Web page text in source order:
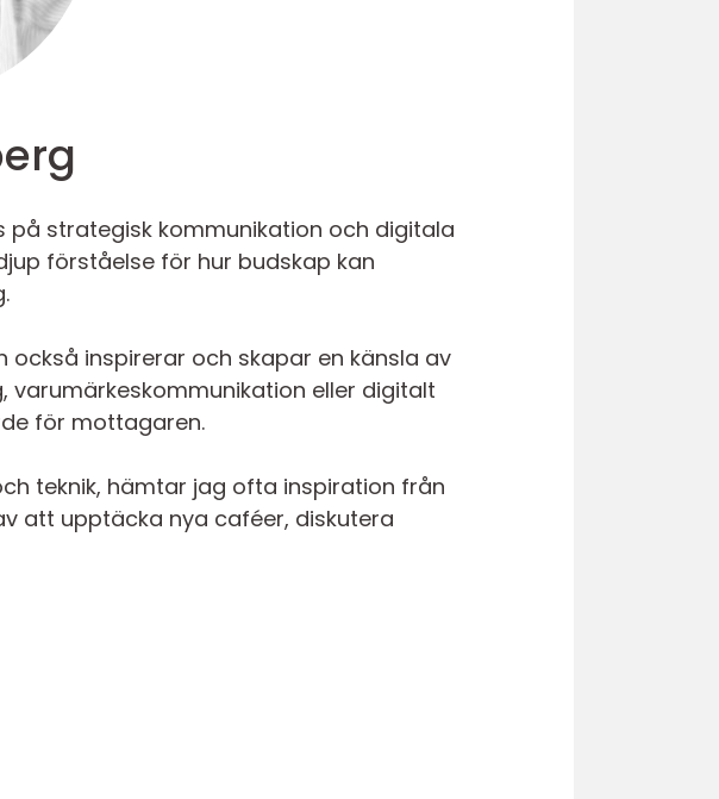
strategisk kommunikation och digitala
förståelse för hur budskap kan
inspirerar och skapar en känsla av
eller digitalt
för mottagaren.
teknik, hämtar jag ofta inspiration från
att upptäcka nya caféer, diskutera